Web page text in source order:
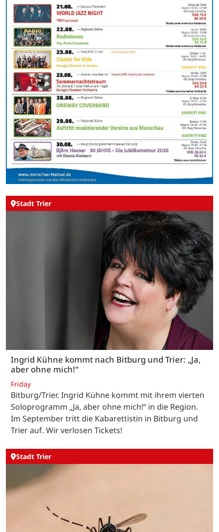
Stadt Trier
Ingrid Kühne kommt nach Bitburg und Trier: „Ja,
aber ohne mich!“
Friday
Bitburg/Trier. Ingrid Kühne kommt mit ihrem vierten
Soloprogramm „Ja, aber ohne mich!“ in die Region.
Im September tritt die Kabarettistin in Bitburg und
Trier auf. Wir verlosen Tickets!
Stadt Trier